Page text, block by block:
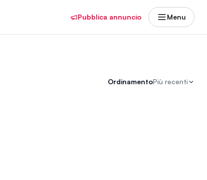
Pubblica annuncio Menu
OrdinamentoPiù recenti